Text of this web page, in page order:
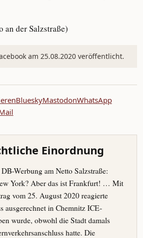
an der Salzstraße)
am 25.08.2020 veröffentlicht.
BlueskyMastodonWhatsApp
Einordnung
Werbung am Netto Salzstraße:
York? Aber das ist Frankfurt! … Mit
vom 25. August 2020 reagierte
ausgerechnet in Chemnitz ICE-
wurde, obwohl die Stadt damals
hatte. Die